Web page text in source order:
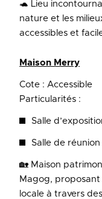
🐢 Lieu
nature et les
accessibles et
Maison Merry
Cote : Accessible
Particularités :
Salle
Salle de
🏡 Maison
Magog, proposant
locale à travers